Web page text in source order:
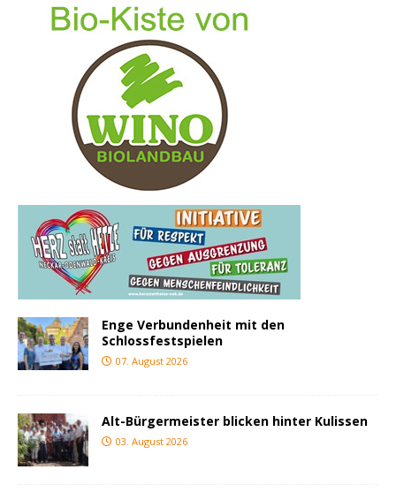
Enge Verbundenheit mit den
Schlossfestspielen
07. August 2026
Alt-Bürgermeister blicken hinter Kulissen
03. August 2026